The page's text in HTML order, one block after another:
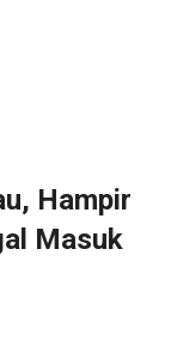
Hampir
Masuk